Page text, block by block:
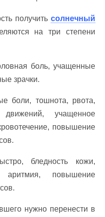
получить солнечный
на три степени
боль, учащенные
зрачки.
боли, тошнота, рвота,
движений, учащенное
повышение
бледность кожи,
аритмия, повышение
нужно перенести в